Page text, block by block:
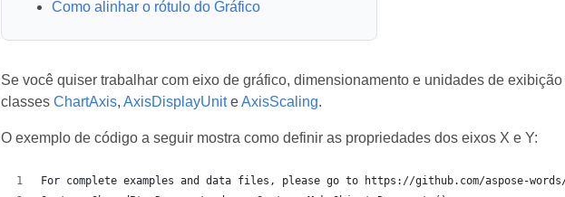
Como alinhar o rótulo do Gráfico
Se você quiser trabalhar com eixo de gráfico, dimensionamento e unidades de
classes ChartAxis, AxisDisplayUniteAxisScaling.
O exemplo de código a seguir mostra como definir as propriedades dos eixos X e Y:
For complete examples and data files, please go to https://github.com/aspose-words/